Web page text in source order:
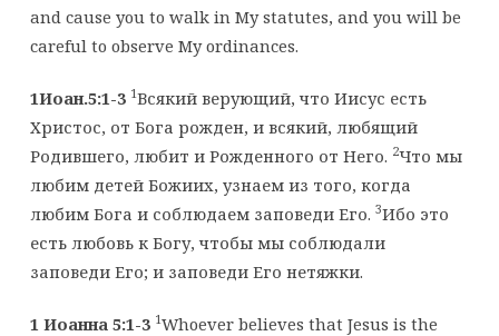
and cause you to walk in My statutes, and you will be
careful to observe My ordinances.
1Иоан.5:1-3 1Всякий верующий, что Иисус есть
Христос, от Бога рожден, и всякий, любящий
Родившего, любит и Рожденного от Него. 2Что мы
любим детей Божиих, узнаем из того, когда
любим Бога и соблюдаем заповеди Его. 3Ибо это
есть любовь к Богу, чтобы мы соблюдали
заповеди Его; и заповеди Его нетяжки.
1 Иоанна 5:1-3 1Whoever believes that Jesus is the